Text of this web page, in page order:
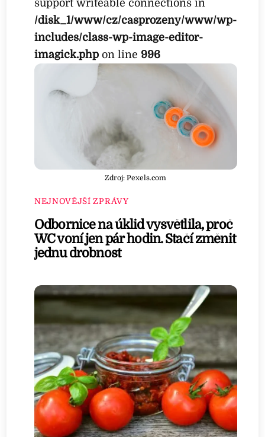
support writeable connections in
/disk_1/www/cz/casprozeny/www/wp-
includes/class-wp-image-editor-
imagick.php on line 996
Zdroj: Pexels.com
NEJNOVĚJŠÍ ZPRÁVY
Odbornice na úklid vysvětlila, proč
WC voní jen pár hodin. Stačí změnit
jednu drobnost